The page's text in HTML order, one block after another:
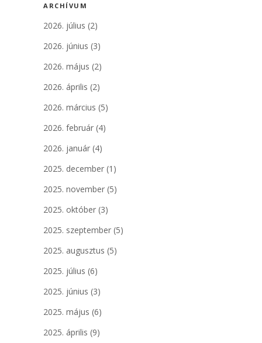
ARCHÍVUM
2026. július (2)
2026. június (3)
2026. május (2)
2026. április (2)
2026. március (5)
2026. február (4)
2026. január (4)
2025. december (1)
2025. november (5)
2025. október (3)
2025. szeptember (5)
2025. augusztus (5)
2025. július (6)
2025. június (3)
2025. május (6)
2025. április (9)